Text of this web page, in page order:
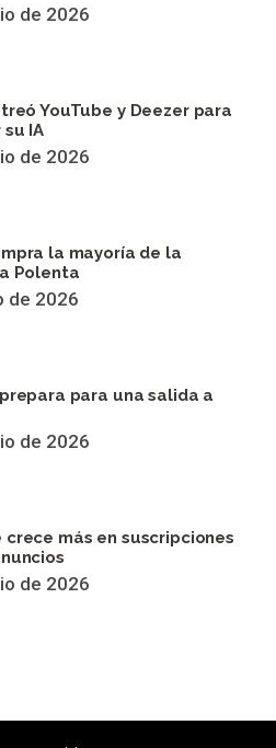
de 2026
YouTube y Deezer para
IA
de 2026
la mayoría de la
Polenta
de 2026
para una salida a
de 2026
crece más en suscripciones
de 2026